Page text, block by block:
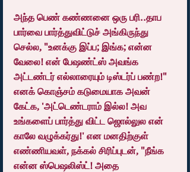
அந்த பெண் கண்ணனை ஒரு பரி..தாப
பார்வை பார்த்துவிட்டுச் அங்கிருந்து
செல்ல, "உனக்கு இப்ப; இங்க; என்ன
வேலை! என் பேஷண்ட்ஸ் அவங்க
அட்டண்டர் எல்லாரையும் டிஸ்டர்ப் பண்ற!"
எனக் கொஞ்சம் கடுமையாக அவன்
கேட்க, 'அட்டெண்டராம் இல்ல! அவ
உங்களைப் பார்த்து விட்ட ஜொல்லுல என்
காலே வழுக்கர்து!' என மனதிற்குள்
எண்ணியவள், நக்கல் சிரிப்புடன், "நீங்க
என்ன ஸ்பெஷலிஸ்ட்! அதை